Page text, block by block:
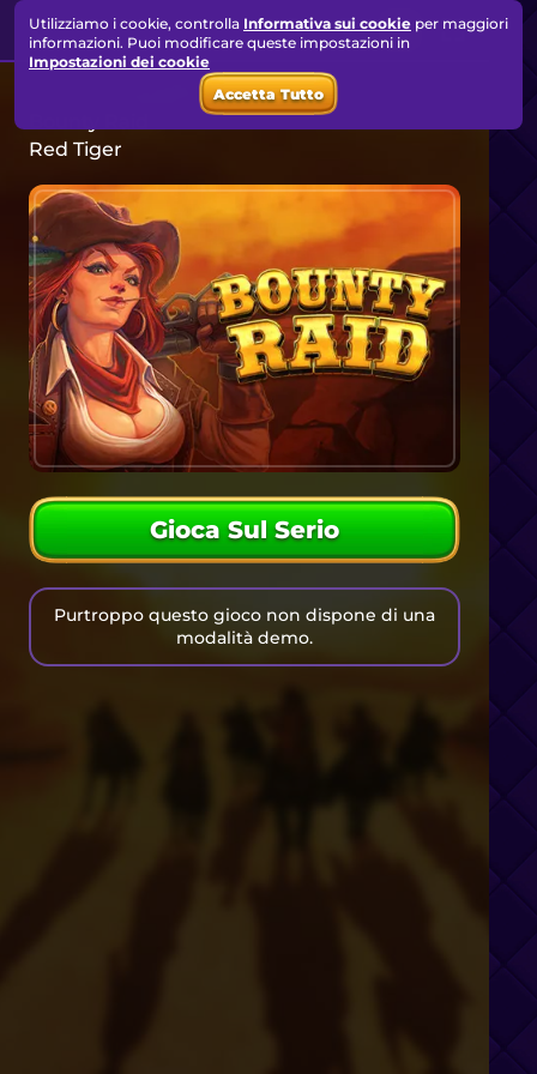
Red Tiger
Gioca Sul Serio
Purtroppo questo gioco non dispone di una
modalità demo.
Utilizziamo i cookie, controlla Informativa sui cookie per maggiori
informazioni. Puoi modificare queste impostazioni in
Impostazioni dei cookie
Accetta Tutto